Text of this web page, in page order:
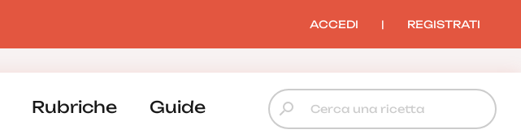
ACCEDI | REGISTRATI
Rubriche Guide